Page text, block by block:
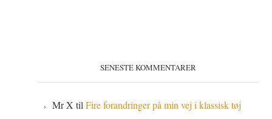
SENESTE KOMMENTARER
Mr X tilFire forandringer på min vej i klassisk tøj